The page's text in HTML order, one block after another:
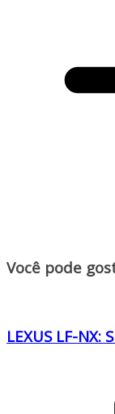
Você pode
LEXUS LF-NX: